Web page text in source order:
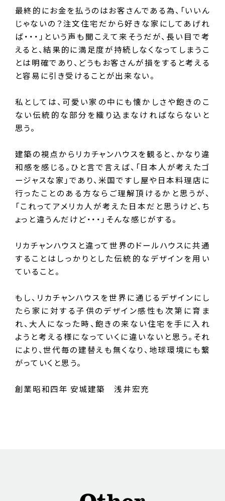
最終的にお金を払うのはお客さんである為、「いいん
じゃないの？注文住宅だから好きな家にしてあげれ
ば・・・」という声も聞こえて来そうだが、長い目で考
えると、結果的に満足度が持続しなくなってしまうこ
とは明確であり、どうもお客さんが損をすると考える
と容易に引き受けることが出来ない。
私としては、可愛い家の中にも懐かしさや飽きのこ
ない伝統的な部分を織り込まなければならないと
思う。
建築の視点からリカチャンハウスを観ると、かなり違
和感を感じる。ひと言で言えば、「日本人が考えたゴ
ージャスな家」であり、米国ですし屋や日本料理店に
行ったことのある方ならご理解頂けるかと思うが、
「これってアメリカ人が考えた日本だと思うけど、ち
ょっと違うんだけど・・・」そんな感じがする。
リカチャンハウスと違って世界のドールハウスに共通
することはしっかりとした伝統的なデザインを用い
ていること。
もし、リカチャンハウスを世界に通じるデザインにし
たら家に対する子供のデザイン感性も次第に育ま
れ、大人になった時、飽きの来ない住宅を手に入れ
ようと考える様になっていくに違いないと思う。それ
により、世代毎の建替えも無くなり、地球環境にも繋
がっていくと思う。
創業昭和四年 安城建築 浅井宏充